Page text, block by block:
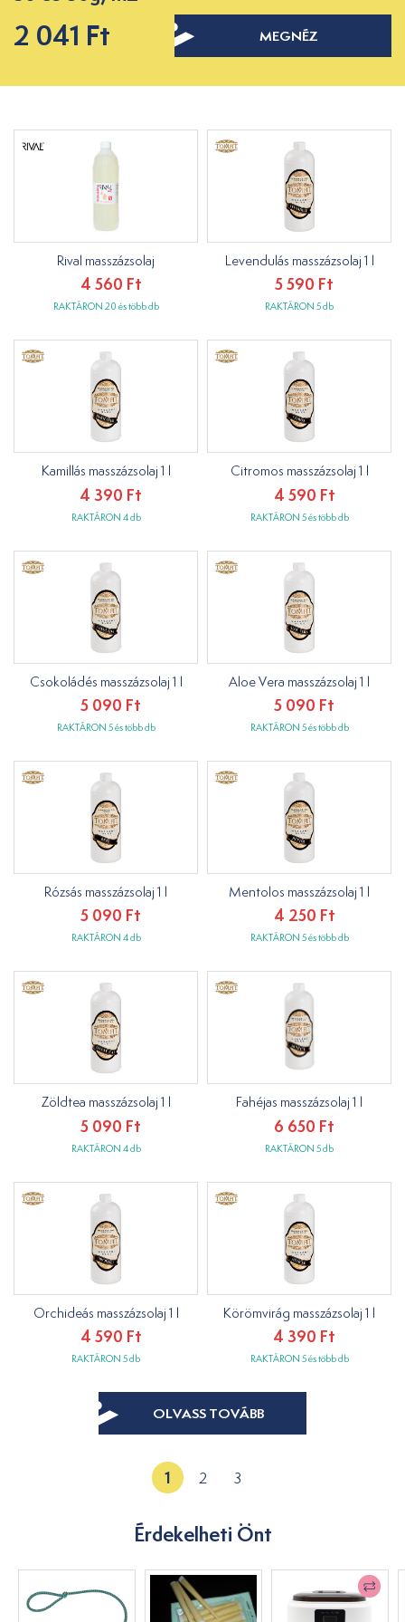
2 041 Ft MEGNÉZ
Rival masszázsolaj
4 560 Ft
RAKTÁRON 20 és több db
Levendulás masszázsolaj 1 l
5 590 Ft
RAKTÁRON 5 db
Kamillás masszázsolaj 1 l
4 390 Ft
RAKTÁRON 4 db
Citromos masszázsolaj 1 l
4 590 Ft
RAKTÁRON 5 és több db
Csokoládés masszázsolaj 1 l
5 090 Ft
RAKTÁRON 5 és több db
Aloe Vera masszázsolaj 1 l
5 090 Ft
RAKTÁRON 5 és több db
Rózsás masszázsolaj 1 l
5 090 Ft
RAKTÁRON 4 db
Mentolos masszázsolaj 1 l
4 250 Ft
RAKTÁRON 5 és több db
Zöldtea masszázsolaj 1 l
5 090 Ft
RAKTÁRON 4 db
Fahéjas masszázsolaj 1 l
6 650 Ft
RAKTÁRON 5 db
Orchideás masszázsolaj 1 l
4 590 Ft
RAKTÁRON 5 db
Körömvirág masszázsolaj 1 l
4 390 Ft
RAKTÁRON 5 és több db
OLVASS TOVÁBB
1 2 3
Érdekelheti Önt